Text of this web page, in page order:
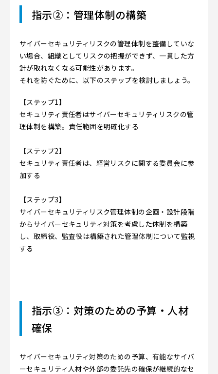
指示②：管理体制の構築
サイバーセキュリティリスクの管理体制を整備していな
い場合、組織としてリスクの把握ができず、一貫した方
針が取れなくなる可能性があります。
それを防ぐために、以下のステップを検討しましょう。
【ステップ1】
セキュリティ責任者はサイバーセキュリティリスクの管
理体制を構築。責任範囲を明確化する
【ステップ2】
セキュリティ責任者は、経営リスクに関する委員会に参
加する
【ステップ3】
サイバーセキュリティリスク管理体制の企画・設計段階
からサイバーセキュリティ対策を考慮した体制を構築
し、取締役、監査役は構築された管理体制について監視
する
指示③：対策のための予算・人材
確保
サイバーセキュリティ対策のための予算、有能なサイバ
ーセキュリティ人材や外部の委託先の確保が継続的なセ